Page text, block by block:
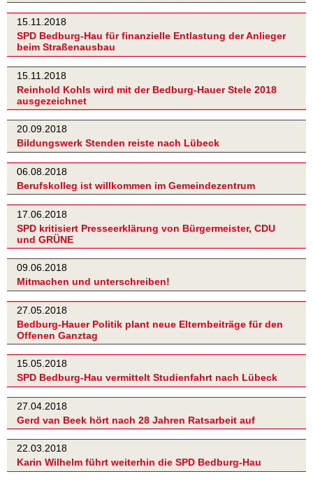
15.11.2018
SPD Bedburg-Hau für finanzielle Entlastung der Anlieger
beim Straßenausbau
15.11.2018
Reinhold Kohls wird mit der Bedburg-Hauer Stele 2018
ausgezeichnet
20.09.2018
Bildungswerk Stenden reiste nach Lübeck
06.08.2018
Berufskolleg ist willkommen im Gemeindezentrum
17.06.2018
SPD kritisiert Presseerklärung von Bürgermeister, CDU
und GRÜNE
09.06.2018
Mitmachen und unterschreiben!
27.05.2018
Bedburg-Hauer Politik plant neue Elternbeiträge für den
Offenen Ganztag
15.05.2018
SPD Bedburg-Hau vermittelt Studienfahrt nach Lübeck
27.04.2018
Gerd van Beek hört nach 28 Jahren Ratsarbeit auf
22.03.2018
Karin Wilhelm führt weiterhin die SPD Bedburg-Hau